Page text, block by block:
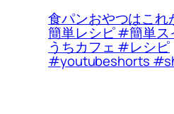
食パンおやつはこれ
簡単レシピ #簡単
うちカフェ #レシピ
#youtubeshorts